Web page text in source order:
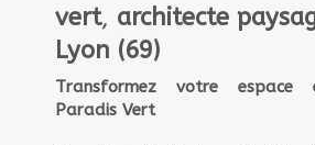
vert, architecte
Lyon (69)
Transformez votre espace
Paradis Vert